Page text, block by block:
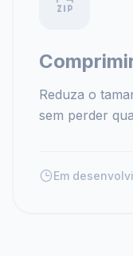
Reduza o
sem perder
Em